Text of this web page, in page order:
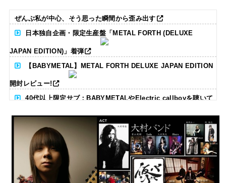
ぜんぶ私が中心、そう思った瞬間から歪み出す
日本独自企画・限定生産盤「METAL FORTH (DELUXE
JAPAN EDITION)」着弾
【BABYMETAL】METAL FORTH DELUXE JAPAN EDITION
開封レビュー!
40代以上限定サブ：BABYMETALやElectric callboyを聴いて
る人いる？ 【海外の反応】
BABYMETAL「CANNONBALL外伝」グッズ販売決定
タワーレコード新宿店にてBABYMETALのパネル展が開催中